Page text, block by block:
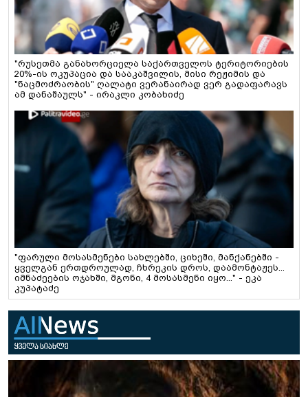
"რუსეთმა განახორციელა საქართველოს ტერიტორიების
20%-ის ოკუპაცია და სააკაშვილის, მისი რეჟიმის და
"ნაცმოძრაობის" ღალატი ვერანაირად ვერ გადაფარავს
ამ დანაშაულს" - ირაკლი კობახიძე
"ფარული მოსასმენები სახლებში, ციხეში, მანქანებში -
ყველგან ერთდროულად, ჩხრეკის დროს, დაამონტაჟეს...
იმნაძეების ოჯახში, მგონი, 4 მოსასმენი იყო..." - ეკა
კუპატაძე